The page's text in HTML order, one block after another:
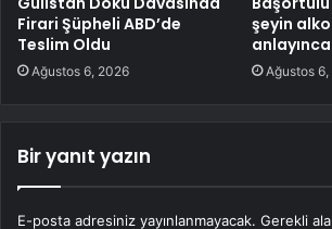
Firari Şüpheli ABD’de
Teslim Oldu
Ağustos 6, 2026
şeyin
Ağustos
Bir yanıt yazın
E-posta adresiniz yayınlanmayacak. Gerekli